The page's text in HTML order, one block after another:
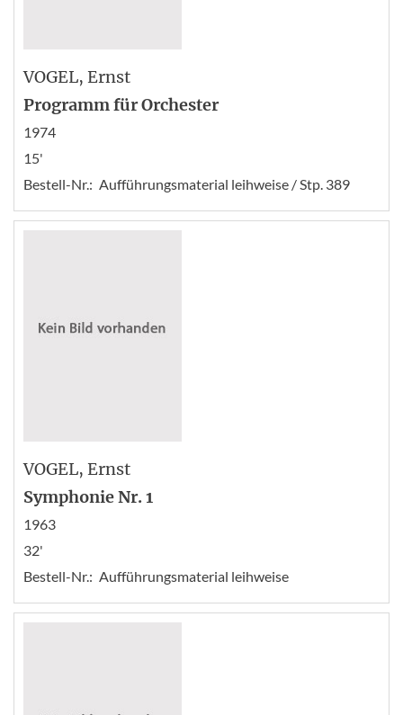
VOGEL, Ernst
Programm für Orchester
1974
15'
Bestell-Nr.: Aufführungsmaterial leihweise / Stp. 389
VOGEL, Ernst
Symphonie Nr. 1
1963
32'
Bestell-Nr.: Aufführungsmaterial leihweise